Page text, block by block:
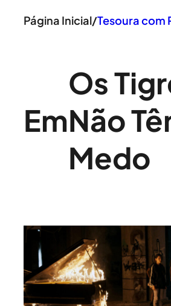
Página Inicial/Tesoura com
Em
Os
Não
Medo